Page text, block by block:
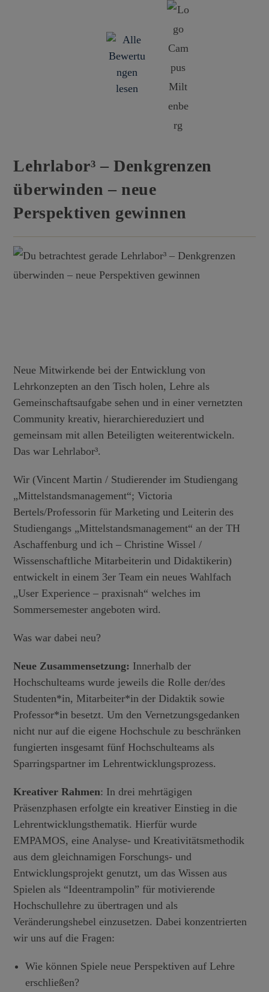
Lehrlabor³ – Denkgrenzen
überwinden – neue
Perspektiven gewinnen
Neue Mitwirkende bei der Entwicklung von
Lehrkonzepten an den Tisch holen, Lehre als
Gemeinschaftsaufgabe sehen und in einer vernetzten
Community kreativ, hierarchiereduziert und
gemeinsam mit allen Beteiligten weiterentwickeln.
Das war Lehrlabor³.
Wir (Vincent Martin / Studierender im Studiengang
„Mittelstandsmanagement“; Victoria
Bertels/Professorin für Marketing und Leiterin des
Studiengangs „Mittelstandsmanagement“ an der TH
Aschaffenburg und ich – Christine Wissel /
Wissenschaftliche Mitarbeiterin und Didaktikerin)
entwickelt in einem 3er Team ein neues Wahlfach
„User Experience – praxisnah“ welches im
Sommersemester angeboten wird.
Was war dabei neu?
Neue Zusammensetzung: Innerhalb der
Hochschulteams wurde jeweils die Rolle der/des
Studenten*in, Mitarbeiter*in der Didaktik sowie
Professor*in besetzt. Um den Vernetzungsgedanken
nicht nur auf die eigene Hochschule zu beschränken
fungierten insgesamt fünf Hochschulteams als
Sparringspartner im Lehrentwicklungsprozess.
Kreativer Rahmen: In drei mehrtägigen
Präsenzphasen erfolgte ein kreativer Einstieg in die
Lehrentwicklungsthematik. Hierfür wurde
EMPAMOS, eine Analyse- und Kreativitätsmethodik
aus dem gleichnamigen Forschungs- und
Entwicklungsprojekt genutzt, um das Wissen aus
Spielen als “Ideentrampolin” für motivierende
Hochschullehre zu übertragen und als
Veränderungshebel einzusetzen. Dabei konzentrierten
wir uns auf die Fragen:
Wie können Spiele neue Perspektiven auf Lehre
erschließen?